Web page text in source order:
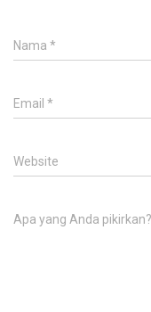
Nama *
Email *
Website
Apa yang Anda pikirkan?